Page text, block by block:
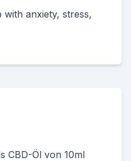
with anxiety, stress,
CBD-Öl von 10ml